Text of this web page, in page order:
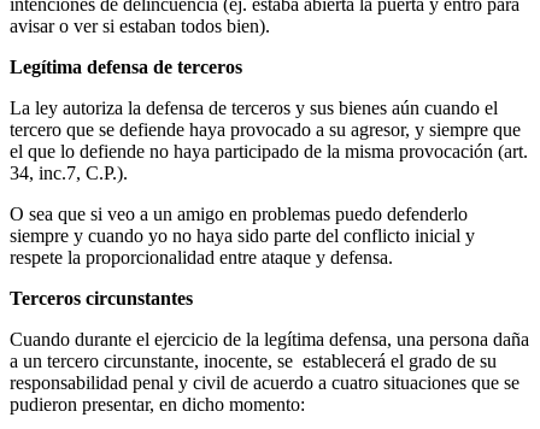
avisar o ver si estaban todos bien).
Legítima defensa de terceros
La ley autoriza la defensa de terceros y sus bienes aún cuando el
tercero que se defiende haya provocado a su agresor, y siempre que
el que lo defiende no haya participado de la misma provocación (art.
34, inc.7, C.P.).
O sea que si veo a un amigo en problemas puedo defenderlo
siempre y cuando yo no haya sido parte del conflicto inicial y
respete la proporcionalidad entre ataque y defensa.
Terceros circunstantes
Cuando durante el ejercicio de la legítima defensa, una persona daña
a un tercero circunstante, inocente, se establecerá el grado de su
responsabilidad penal y civil de acuerdo a cuatro situaciones que se
pudieron presentar, en dicho momento: